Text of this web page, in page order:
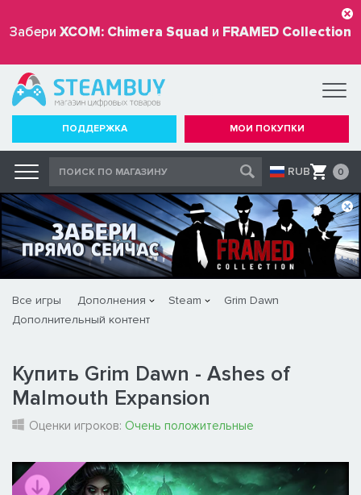
Забери XCOM: Chimera Squad и FRAMED Collection
бесплатно
ПОДДЕРЖКА МОИ ПОКУПКИ
RUB 0
Все игры Дополнения Steam
Grim Dawn
Дополнительный контент
Купить Grim Dawn - Ashes of
Malmouth Expansion
Оценки игроков: Очень положительные